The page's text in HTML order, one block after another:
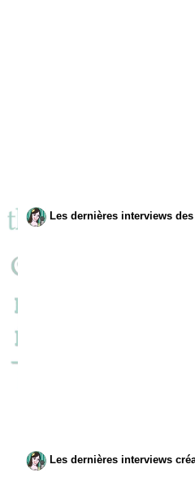
Les dernières interviews
Les dernières interviews